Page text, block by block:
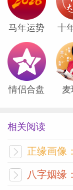
20周岁生肖
整
(2006 丙戌
相合贵人眷
年生人来讲:
面临抉择的
喜友好交，
马年运势 十
情侣合盘 麦
相关阅读
正缘画像
八字姻缘